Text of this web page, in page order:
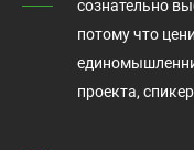
сознательно
потому что
проекта,